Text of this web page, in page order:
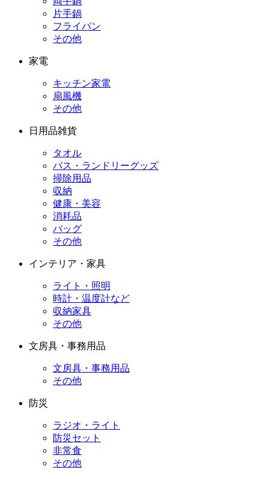
片手鍋
フライパン
その他
家電
キッチン家電
扇風機
その他
日用品雑貨
タオル
バス・ランドリーグッズ
掃除用品
収納
健康・美容
消耗品
バッグ
その他
インテリア・家具
ライト・照明
時計・温度計など
収納家具
その他
文房具・事務用品
文房具・事務用品
その他
防災
ラジオ・ライト
防災セット
非常食
その他